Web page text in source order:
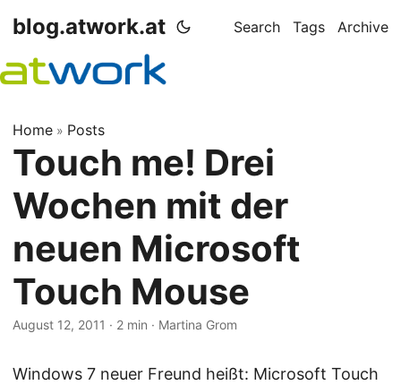
blog.atwork.at Search Tags Archive
Home » Posts
Touch me! Drei
Wochen mit der
neuen Microsoft
Touch Mouse
August 12, 2011 · 2 min · Martina Grom
Windows 7 neuer Freund heißt: Microsoft Touch